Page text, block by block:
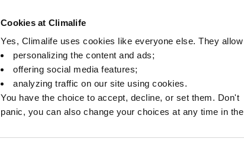
Cookies at Climalife
Yes, Climalife uses cookies like everyone else. They
personalizing the content and ads;
offering social media features;
analyzing traffic on our site using cookies.
You have the choice to accept, decline, or set them. Don't
panic, you can also change your choices at any time in
(EN378)